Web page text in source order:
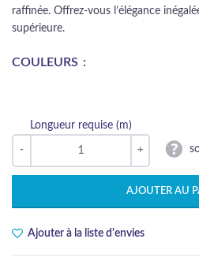
raffinée. Offrez-vous l’élégance
supérieure.
COULEURS
Longueur requise (m)
AJOUTER AU
Ajouter à la liste d'envies